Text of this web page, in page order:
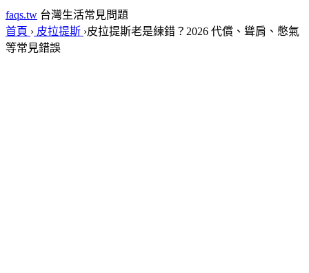
faqs.tw 台灣生活常見問題
首頁 › 皮拉提斯 ›皮拉提斯老是練錯？2026 代償、聳肩、憋氣
等常見錯誤